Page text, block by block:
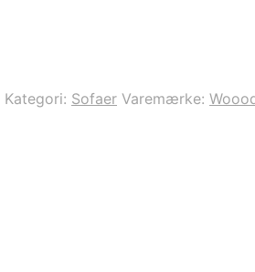
Kategori: Sofaer Varemærke: